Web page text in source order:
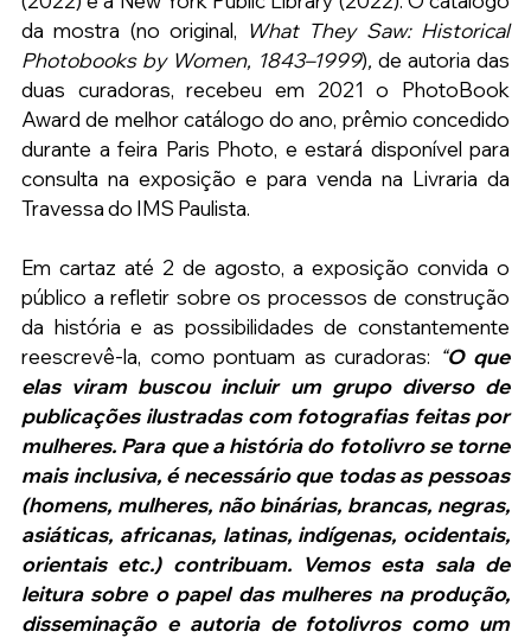
da mostra (no original, What They Saw: Historical
Photobooks by Women, 1843–1999), de autoria das
duas curadoras, recebeu em 2021 o PhotoBook
Award de melhor catálogo do ano, prêmio concedido
durante a feira Paris Photo, e estará disponível para
consulta na exposição e para venda na Livraria da
Travessa do IMS Paulista.
Em cartaz até 2 de agosto, a exposição convida o
público a refletir sobre os processos de construção
da história e as possibilidades de constantemente
reescrevê-la, como pontuam as curadoras: “O que
elas viram buscou incluir um grupo diverso de
publicações ilustradas com fotografias feitas por
mulheres. Para que a história do fotolivro se torne
mais inclusiva, é necessário que todas as pessoas
(homens, mulheres, não binárias, brancas, negras,
asiáticas, africanas, latinas, indígenas, ocidentais,
orientais etc.) contribuam. Vemos esta sala de
leitura sobre o papel das mulheres na produção,
disseminação e autoria de fotolivros como um